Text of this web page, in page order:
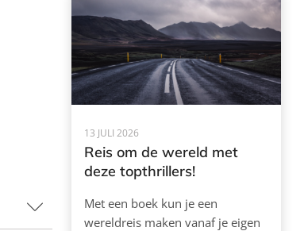
13 JULI 2026
Reis om de wereld met
deze topthrillers!
Met een boek kun je een
wereldreis maken vanaf je eigen